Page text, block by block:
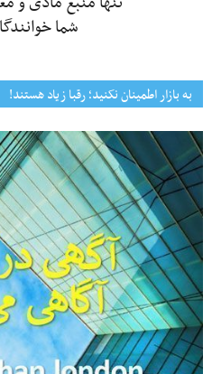
شما
به بازار اطمینان نکنید؛ رقبا زیاد هستند!